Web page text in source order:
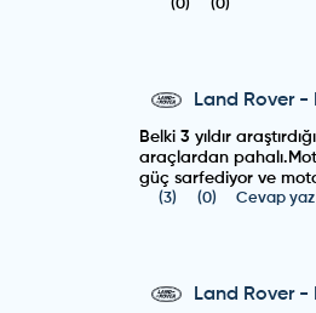
(0) (0)
Land Rover-
Belki 3 yıldır
araçlardan
güç sarfediyor ve
(3) (0) Cevap yaz
Land Rover-